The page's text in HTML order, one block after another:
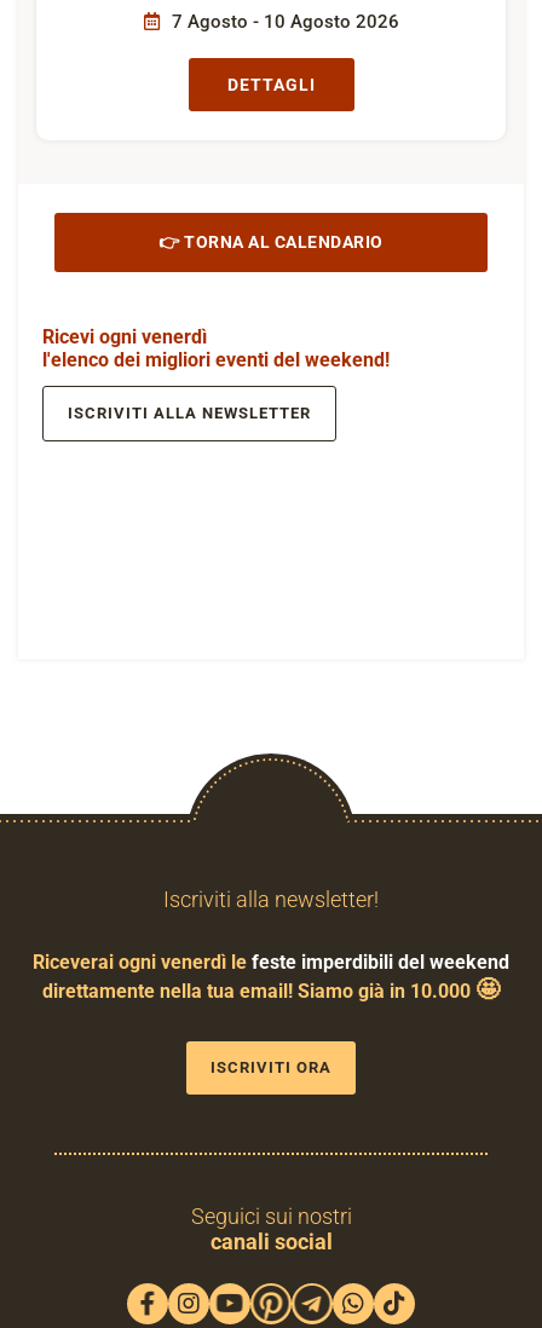
7 Agosto - 10 Agosto 2026
DETTAGLI
👉 TORNA AL CALENDARIO
Ricevi ogni venerdì
l'elenco dei migliori eventi del weekend!
ISCRIVITI ALLA NEWSLETTER
Iscriviti alla newsletter!
Riceverai ogni venerdì le feste imperdibili del weekend
direttamente nella tua email! Siamo già in 10.000 🤩
ISCRIVITI ORA
Seguici sui nostri
canali social